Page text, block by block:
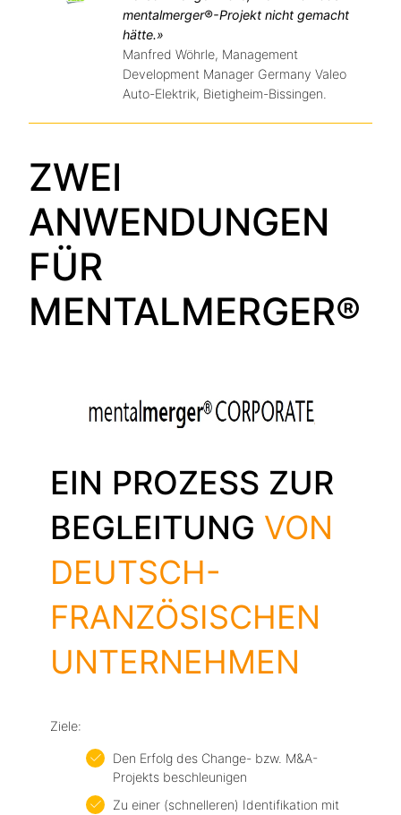
mentalmerger®-Projekt nicht gemacht
hätte.»
Manfred Wöhrle, Management
Development Manager Germany Valeo
Auto-Elektrik, Bietigheim-Bissingen.
ZWEI
ANWENDUNGEN
FÜR
MENTALMERGER®
EIN PROZESS ZUR
BEGLEITUNG VON
DEUTSCH-
FRANZÖSISCHEN
UNTERNEHMEN
Ziele:
Den Erfolg des Change- bzw. M&A-
Projekts beschleunigen
Zu einer (schnelleren) Identifikation mit